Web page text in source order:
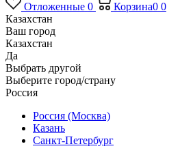
Отложенные 0 Корзина0 0
Казахстан
Ваш город
Казахстан
Да
Выбрать другой
Выберите город/страну
Россия
Россия (Москва)
Казань
Санкт-Петербург